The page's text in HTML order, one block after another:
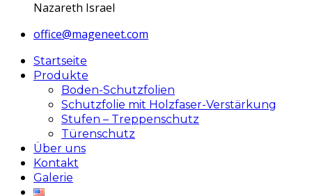
Nazareth Israel
office@mageneet.com
Startseite
Produkte
Boden-Schutzfolien
Schutzfolie mit Holzfaser-Verstärkung
Stufen – Treppenschutz
Türenschutz
Über uns
Kontakt
Galerie